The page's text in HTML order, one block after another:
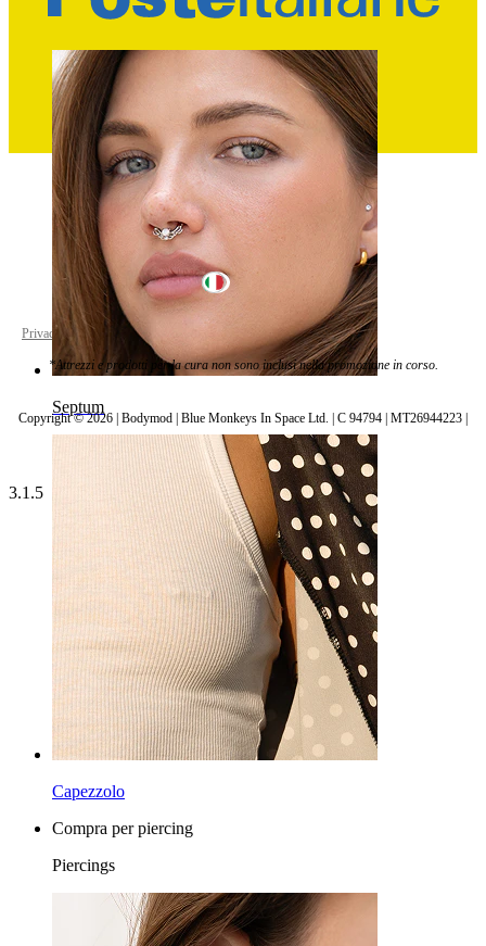
Ombelico
Septum
Capezzolo
Compra per piercing
Piercings
Italy
Privacy policy Cookie settings
*Attrezzi e prodotti per la cura non sono inclusi nella promozione in corso.
Copyright © 2026 | Bodymod | Blue Monkeys In Space Ltd. | C 94794 | MT26944223 |
3.1.5